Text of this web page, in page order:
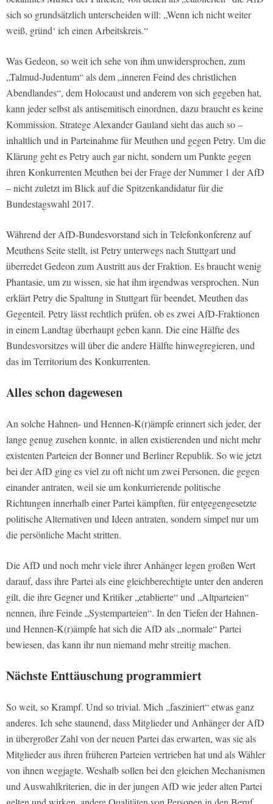
sich so grundsätzlich unterscheiden will: „Wenn ich nicht weiter
weiß, gründ‘ ich einen Arbeitskreis.“
Was Gedeon, so weit ich sehe von ihm unwidersprochen, zum
„Talmud-Judentum“ als dem „inneren Feind des christlichen
Abendlandes“, dem Holocaust und anderem von sich gegeben hat,
kann jeder selbst als antisemitisch einordnen, dazu braucht es keine
Kommission. Stratege Alexander Gauland sieht das auch so –
inhaltlich und in Parteinahme für Meuthen und gegen Petry. Um die
Klärung geht es Petry auch gar nicht, sondern um Punkte gegen
ihren Konkurrenten Meuthen bei der Frage der Nummer 1 der AfD
– nicht zuletzt im Blick auf die Spitzenkandidatur für die
Bundestagswahl 2017.
Während der AfD-Bundesvorstand sich in Telefonkonferenz auf
Meuthens Seite stellt, ist Petry unterwegs nach Stuttgart und
überredet Gedeon zum Austritt aus der Fraktion. Es braucht wenig
Phantasie, um zu wissen, sie hat ihm irgendwas versprochen. Nun
erklärt Petry die Spaltung in Stuttgart für beendet, Meuthen das
Gegenteil. Petry lässt rechtlich prüfen, ob es zwei AfD-Fraktionen
in einem Landtag überhaupt geben kann. Die eine Hälfte des
Bundesvorsitzes will über die andere Hälfte hinwegregieren, und
das im Territorium des Konkurrenten.
Alles schon dagewesen
An solche Hahnen- und Hennen-K(r)ämpfe erinnert sich jeder, der
lange genug zusehen konnte, in allen existierenden und nicht mehr
existenten Parteien der Bonner und Berliner Republik. So wie jetzt
bei der AfD ging es viel zu oft nicht um zwei Personen, die gegen
einander antraten, weil sie um konkurrierende politische
Richtungen innerhalb einer Partei kämpften, für entgegengesetzte
politische Alternativen und Ideen antraten, sondern simpel nur um
die persönliche Macht stritten.
Die AfD und noch mehr viele ihrer Anhänger legen großen Wert
darauf, dass ihre Partei als eine gleichberechtigte unter den anderen
gilt, die ihre Gegner und Kritiker „etablierte“ und „Altparteien“
nennen, ihre Feinde „Systemparteien“. In den Tiefen der Hahnen-
und Hennen-K(r)ämpfe hat sich die AfD als „normale“ Partei
bewiesen, das kann ihr nun niemand mehr streitig machen.
Nächste Enttäuschung programmiert
So weit, so Krampf. Und so trivial. Mich „fasziniert“ etwas ganz
anderes. Ich sehe staunend, dass Mitglieder und Anhänger der AfD
in übergroßer Zahl von der neuen Partei das erwarten, was sie als
Mitglieder aus ihren früheren Parteien vertrieben hat und als Wähler
von ihnen wegjagte. Weshalb sollen bei den gleichen Mechanismen
und Auswahlkriterien, die in der jungen AfD wie jeder alten Partei